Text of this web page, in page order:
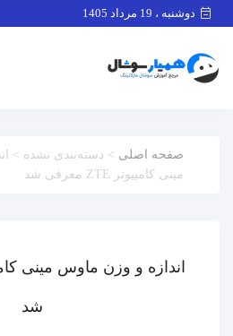
دوشنبه ، 19 مرداد 1405
صفحه اصلی > دسته‌بندی نشده >
مینی کامپیوتر ZTE معرفی شد
شد